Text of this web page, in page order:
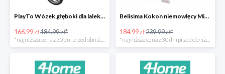
PlayTo Wózek głęboki dla lalek Viola -10%
166.99 zł184.99 zł*
Belisima Kokon niemowlęcy Minky Sweet Baby -23%
184.99 zł239.99 zł*